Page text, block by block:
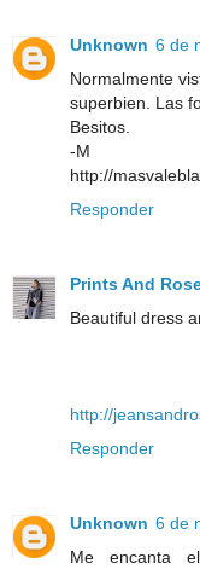
Unknown 6 de
Normalmente
superbien. Las
Besitos.
-M
http://
Responder
Prints And
Beautiful dress
http://
Responder
Unknown 6 de
Me encanta